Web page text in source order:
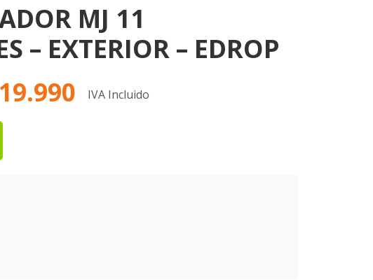
MJ 11
– EXTERIOR – EDROP
IVA Incluido